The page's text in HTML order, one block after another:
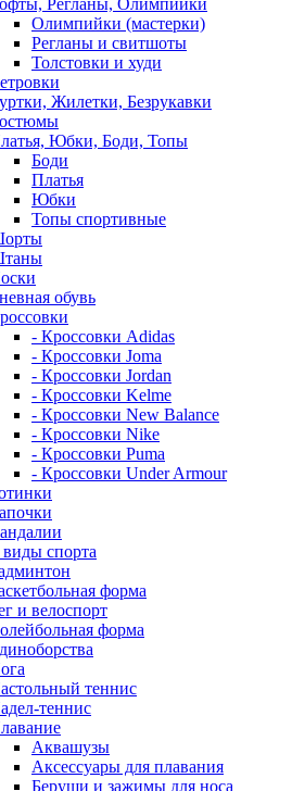
Регланы, Олимпийки
Олимпийки (мастерки)
Регланы и свитшоты
Толстовки и худи
Жилетки, Безрукавки
Юбки, Боди, Топы
Боди
Платья
Юбки
Топы спортивные
обувь
- Кроссовки Adidas
- Кроссовки Joma
- Кроссовки Jordan
- Кроссовки Kelme
- Кроссовки New Balance
- Кроссовки Nike
- Кроссовки Puma
- Кроссовки Under Armour
спорта
форма
и велоспорт
форма
теннис
теннис
Аквашузы
Аксессуары для плавания
Беруши и зажимы для носа